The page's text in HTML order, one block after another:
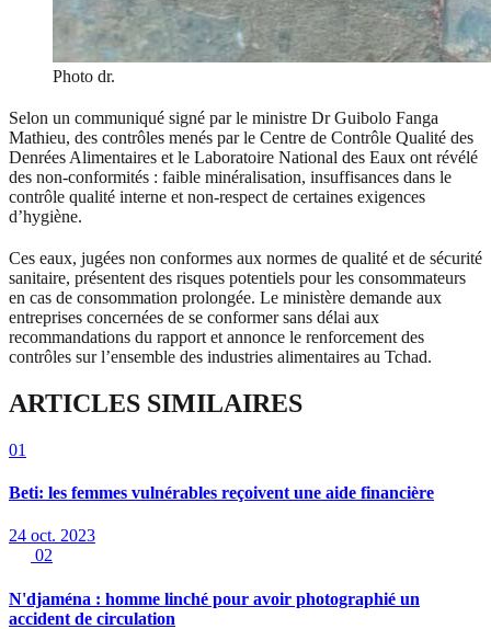
Photo dr.
Selon un communiqué signé par le ministre Dr Guibolo Fanga
Mathieu, des contrôles menés par le Centre de Contrôle Qualité des
Denrées Alimentaires et le Laboratoire National des Eaux ont révélé
des non-conformités : faible minéralisation, insuffisances dans le
contrôle qualité interne et non-respect de certaines exigences
d’hygiène.
Ces eaux, jugées non conformes aux normes de qualité et de sécurité
sanitaire, présentent des risques potentiels pour les consommateurs
en cas de consommation prolongée. Le ministère demande aux
entreprises concernées de se conformer sans délai aux
recommandations du rapport et annonce le renforcement des
contrôles sur l’ensemble des industries alimentaires au Tchad.
ARTICLES SIMILAIRES
01
Beti: les femmes vulnérables reçoivent une aide financière
24 oct. 2023
02
N'djaména : homme linché pour avoir photographié un
accident de circulation